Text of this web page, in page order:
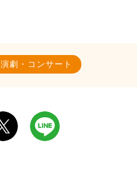
演劇・コンサート